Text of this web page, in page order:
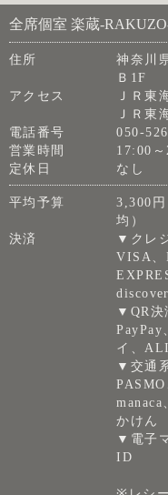
全席個室 楽蔵
住所
神奈川
Ｂ1F
アクセス
ＪＲ東
ＪＲ東
電話番号
050-
営業時間
17:00
定休日
なし
平均予算
3,300
均）
決済
▼クレ
VISA、
▼QR決
PayPay
イ、
▼交通
かけん
▼電子
ID